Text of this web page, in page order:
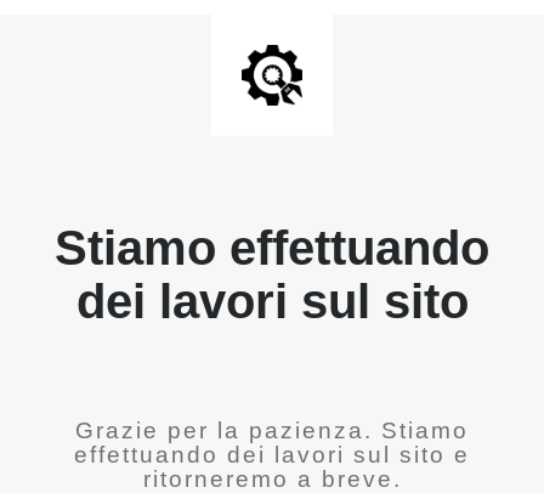
Stiamo effettuando
dei lavori sul sito
Grazie per la pazienza. Stiamo
effettuando dei lavori sul sito e
ritorneremo a breve.